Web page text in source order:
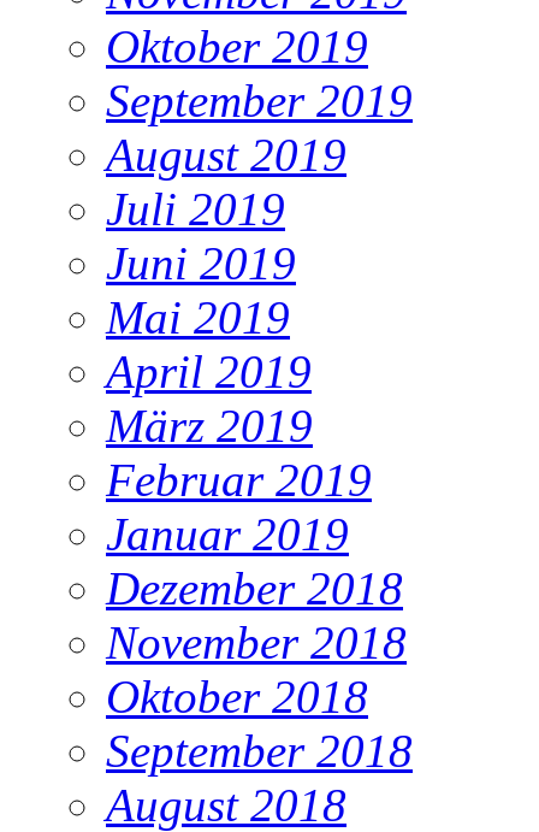
Oktober 2019
September 2019
August 2019
Juli 2019
Juni 2019
Mai 2019
April 2019
März 2019
Februar 2019
Januar 2019
Dezember 2018
November 2018
Oktober 2018
September 2018
August 2018